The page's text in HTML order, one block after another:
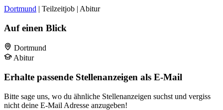
Dortmund | Teilzeitjob | Abitur
Auf einen Blick
Dortmund
Abitur
Erhalte passende Stellenanzeigen als E-Mail
Bitte sage uns, wo du ähnliche Stellenanzeigen suchst und vergiss
nicht deine E-Mail Adresse anzugeben!